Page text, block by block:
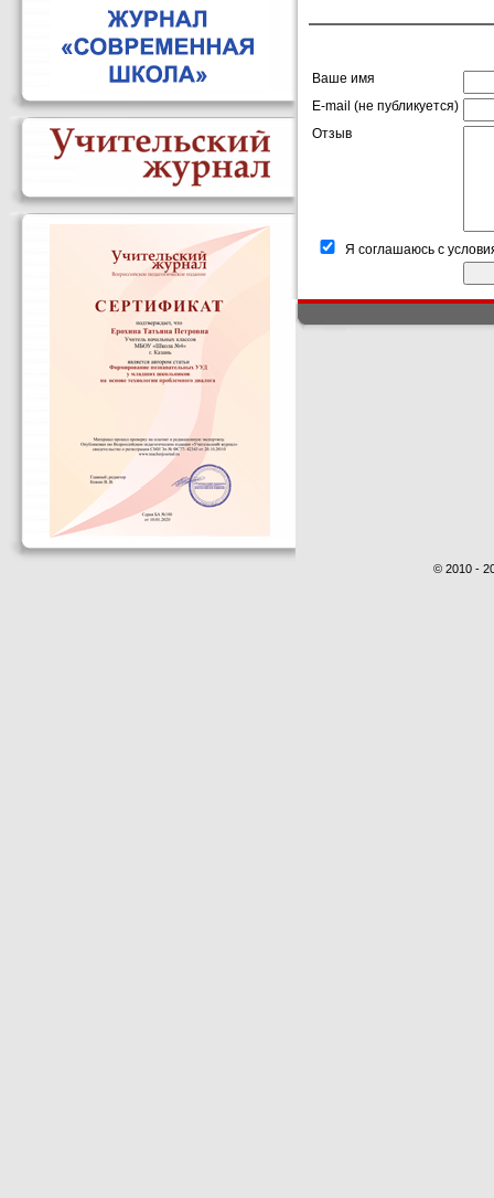
Ваше имя
E-mail (не публикуется)
Отзыв
Я соглашаюсь с
© 2010 -